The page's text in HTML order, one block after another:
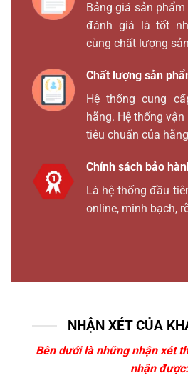
Bảng giá sản
đánh giá là tốt
cùng chất lượng
Chất lượng sản
Hệ thống cung
hãng. Hệ thống
tiêu chuẩn của
Chính sách bảo
Là hệ thống đầu
online, minh bạch,
NHẬN XÉT CỦA
Bên dưới là những nhận xét
nhận được: